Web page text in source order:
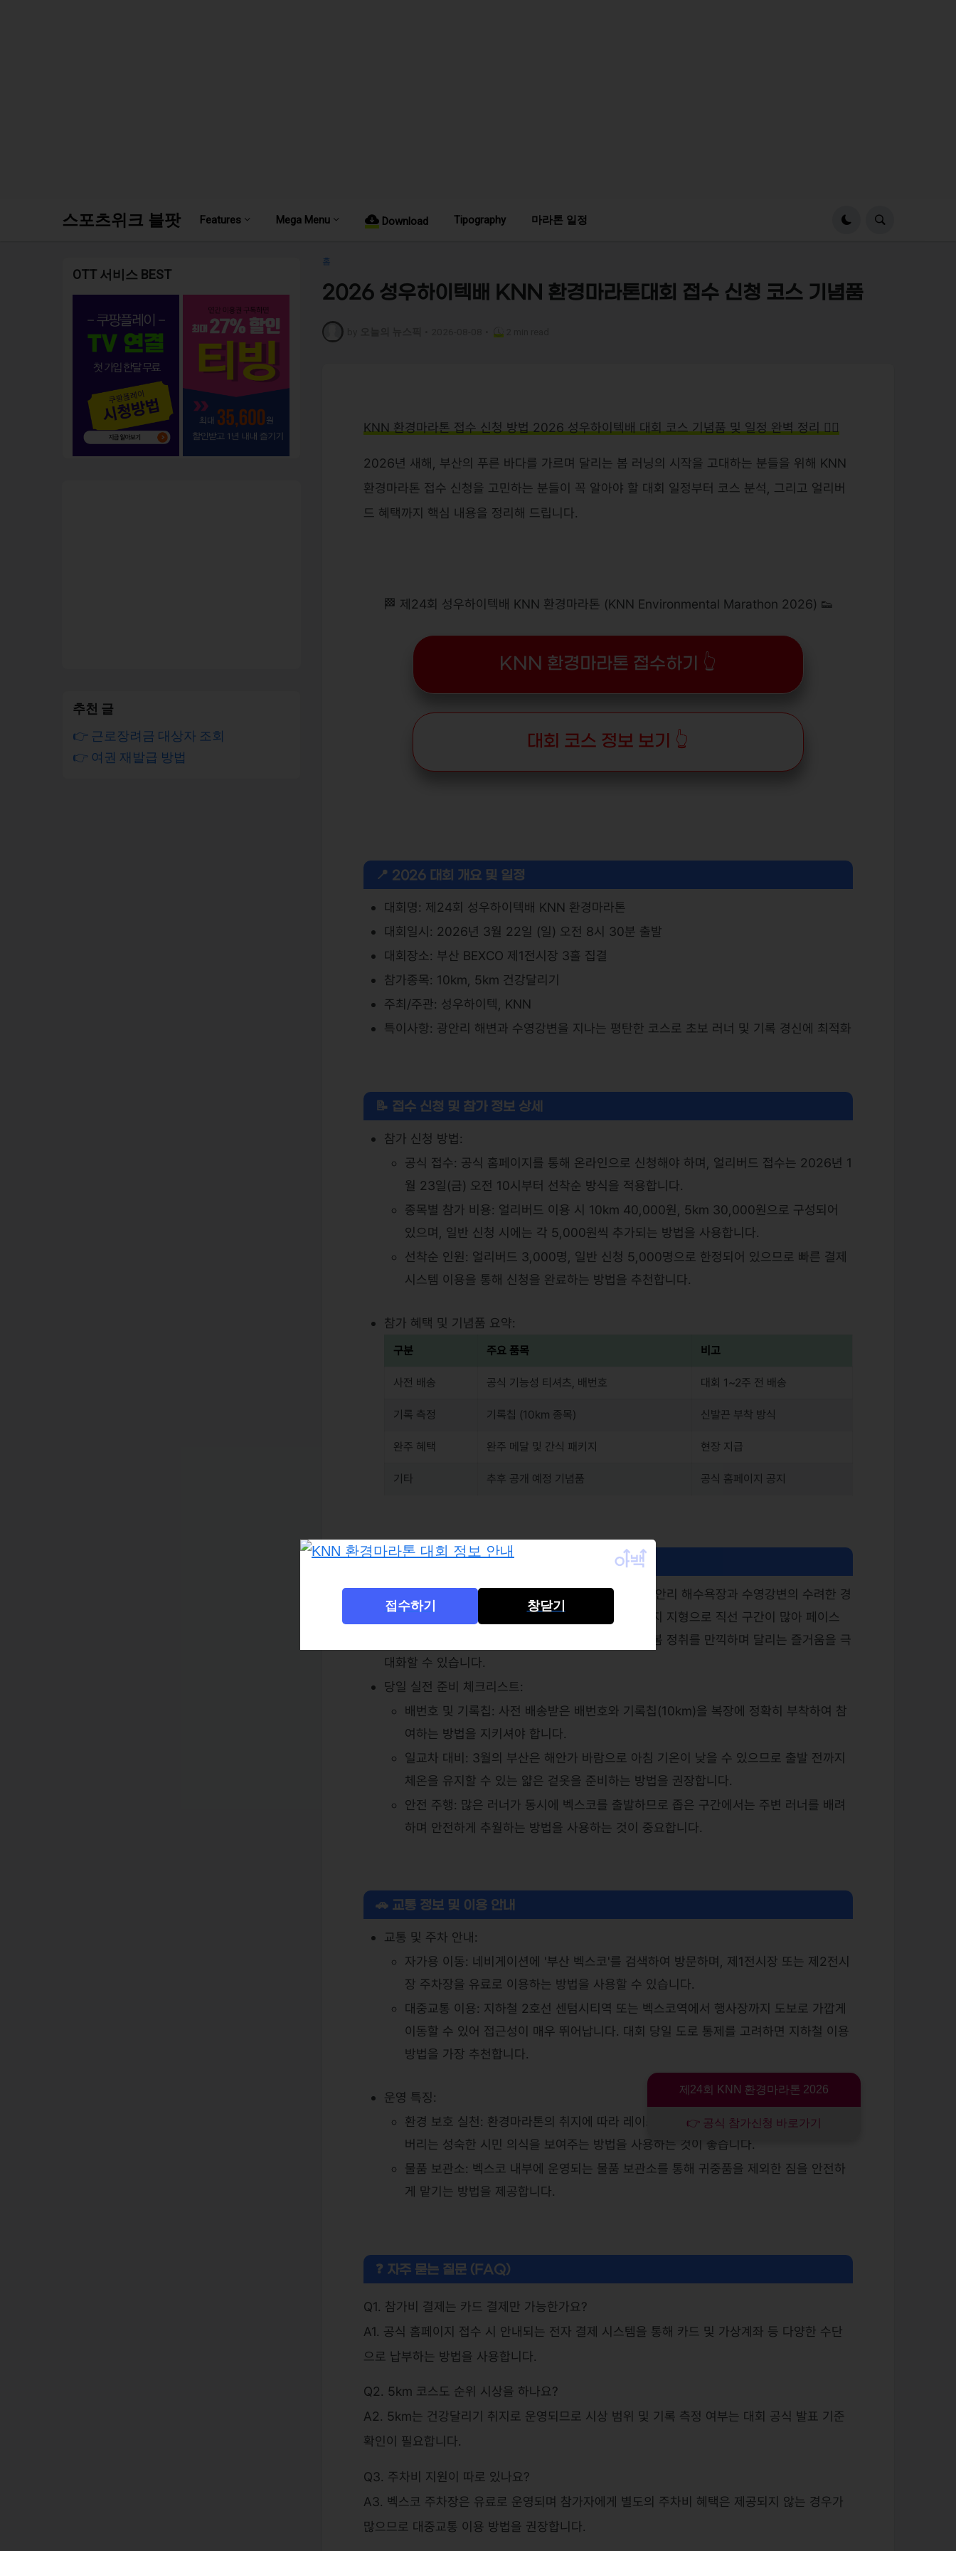
스포츠위크 블팟 Features Mega Menu Download Tipography 마라톤 일정
홈
2026 성우하이텍배 KNN 환경마라톤대회 접수 신청 코스 기념품
KNN 환경마라톤 접수 신청 방법 2026 성우하이텍배 대회 코스 기념품 및 일정 완벽 정리 🏃‍♂️
2026년 새해, 부산의 푸른 바다를 가르며 달리는 봄 러닝의 시작을 고대하는 분들을 위해 KNN
환경마라톤 접수 신청을 고민하는 분들이 꼭 알아야 할 대회 일정부터 코스 분석, 그리고 얼리버
드 혜택까지 핵심 내용을 정리해 드립니다.
🏁 제24회 성우하이텍배 KNN 환경마라톤 (KNN Environmental Marathon 2026) 👟
KNN 환경마라톤 접수하기 👆
대회 코스 정보 보기 👆
📍 2026 대회 개요 및 일정
대회명: 제24회 성우하이텍배 KNN 환경마라톤
대회일시: 2026년 3월 22일 (일) 오전 8시 30분 출발
대회장소: 부산 BEXCO 제1전시장 3홀 집결
참가종목: 10km, 5km 건강달리기
주최/주관: 성우하이텍, KNN
특이사항: 광안리 해변과 수영강변을 지나는 평탄한 코스로 초보 러너 및 기록 경신에 최적화
📝 접수 신청 및 참가 정보 상세
참가 신청 방법:
공식 접수: 공식 홈페이지를 통해 온라인으로 신청해야 하며, 얼리버드 접수는 2026년 1
월 23일(금) 오전 10시부터 선착순 방식을 적용합니다.
종목별 참가 비용: 얼리버드 이용 시 10km 40,000원, 5km 30,000원으로 구성되어
있으며, 일반 신청 시에는 각 5,000원씩 추가되는 방법을 사용합니다.
선착순 인원: 얼리버드 3,000명, 일반 신청 5,000명으로 한정되어 있으므로 빠른 결제
시스템 이용을 통해 신청을 완료하는 방법을 추천합니다.
참가 혜택 및 기념품 요약:
구분 주요 품목 비고
사전 배송 공식 기능성 티셔츠, 배번호 대회 1~2주 전 배송
기록 측정 기록칩 (10km 종목) 신발끈 부착 방식
완주 혜택 완주 메달 및 간식 패키지 현장 지급
기타 추후 공개 예정 기념품 공식 홈페이지 공지
🗺 코스 분석 및 실전 준비 안내
코스 특징 및 장점: 이번 코스는 부산의 랜드마크인 광안리 해수욕장과 수영강변의 수려한 경
관을 따라 설계되어 있습니다. 고저차가 거의 없는 평지 지형으로 직선 구간이 많아 페이스
유지에 유리하며, 벚꽃이 피기 시작하는 부산의 이른 봄 정취를 만끽하며 달리는 즐거움을 극
대화할 수 있습니다.
당일 실전 준비 체크리스트:
배번호 및 기록칩: 사전 배송받은 배번호와 기록칩(10km)을 복장에 정확히 부착하여 참
여하는 방법을 지키셔야 합니다.
일교차 대비: 3월의 부산은 해안가 바람으로 아침 기온이 낮을 수 있으므로 출발 전까지
체온을 유지할 수 있는 얇은 겉옷을 준비하는 방법을 권장합니다.
안전 주행: 많은 러너가 동시에 벡스코를 출발하므로 좁은 구간에서는 주변 러너를 배려
하며 안전하게 추월하는 방법을 사용하는 것이 중요합니다.
🚗 교통 정보 및 이용 안내
교통 및 주차 안내:
자가용 이동: 네비게이션에 '부산 벡스코'를 검색하여 방문하며, 제1전시장 또는 제2전시
장 주차장을 유료로 이용하는 방법을 사용할 수 있습니다.
대중교통 이용: 지하철 2호선 센텀시티역 또는 벡스코역에서 행사장까지 도보로 가깝게
이동할 수 있어 접근성이 매우 뛰어납니다. 대회 당일 도로 통제를 고려하면 지하철 이용
방법을 가장 추천합니다.
운영 특징:
환경 보호 실천: 환경마라톤의 취지에 따라 레이스 도중 발생하는 쓰레기를 지정된 곳에
버리는 성숙한 시민 의식을 보여주는 방법을 사용하는 것이 좋습니다.
물품 보관소: 벡스코 내부에 운영되는 물품 보관소를 통해 귀중품을 제외한 짐을 안전하
게 맡기는 방법을 제공합니다.
❓ 자주 묻는 질문 (FAQ)
Q1. 참가비 결제는 카드 결제만 가능한가요?
A1. 공식 홈페이지 접수 시 안내되는 전자 결제 시스템을 통해 카드 및 가상계좌 등 다양한 수단
으로 납부하는 방법을 사용합니다.
Q2. 5km 코스도 순위 시상을 하나요?
A2. 5km는 건강달리기 취지로 운영되므로 시상 범위 및 기록 측정 여부는 대회 공식 발표 기준
확인이 필요합니다.
Q3. 주차비 지원이 따로 있나요?
A3. 벡스코 주차장은 유료로 운영되며 참가자에게 별도의 주차비 혜택은 제공되지 않는 경우가
많으므로 대중교통 이용 방법을 권장합니다.
제24회 KNN 환경마라톤 2026
👉 공식 참가신청 바로가기
접수하기 창닫기
OTT 서비스 BEST
추천 글
👉 근로장려금 대상자 조회
👉 여권 재발급 방법